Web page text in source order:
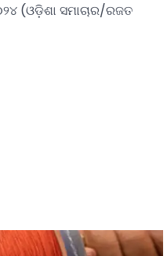
(ଓଡ଼ିଶା ସମାଚାର/ରଜତ